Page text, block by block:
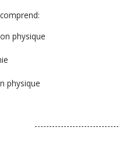
physique
physique